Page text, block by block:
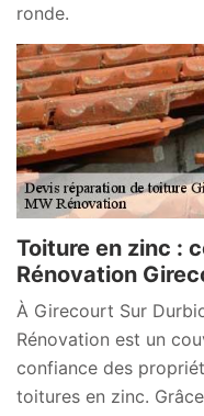
ronde.
Toiture en zinc :
Rénovation
À Girecourt Sur
Rénovation est un
confiance des
toitures en zinc.